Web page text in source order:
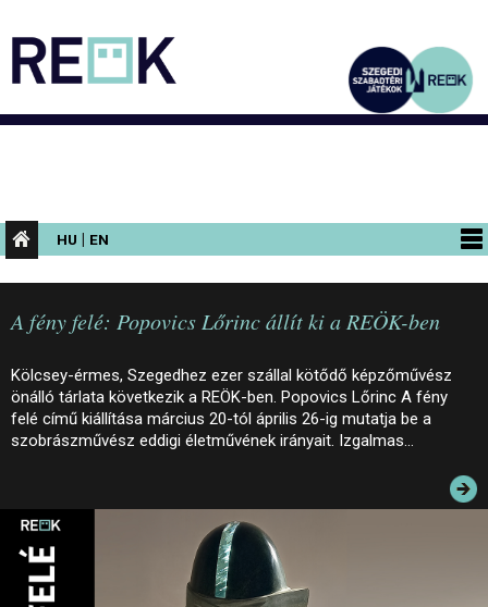
HU | EN
PROGRAMOK
KIÁLLÍTÁSOK
AZ ÉPÜLET
INFORMÁCIÓK
KONFERENCIA
ELÉRHETŐSÉG
PALOTASÉTÁK ÉS VEZETÉSEK
A fény felé: Popovics Lőrinc állít ki a REÖK-ben
Kölcsey-érmes, Szegedhez ezer szállal kötődő képzőművész
önálló tárlata következik a REÖK-ben. Popovics Lőrinc A fény
felé című kiállítása március 20-tól április 26-ig mutatja be a
szobrászművész eddigi életművének irányait. Izgalmas…